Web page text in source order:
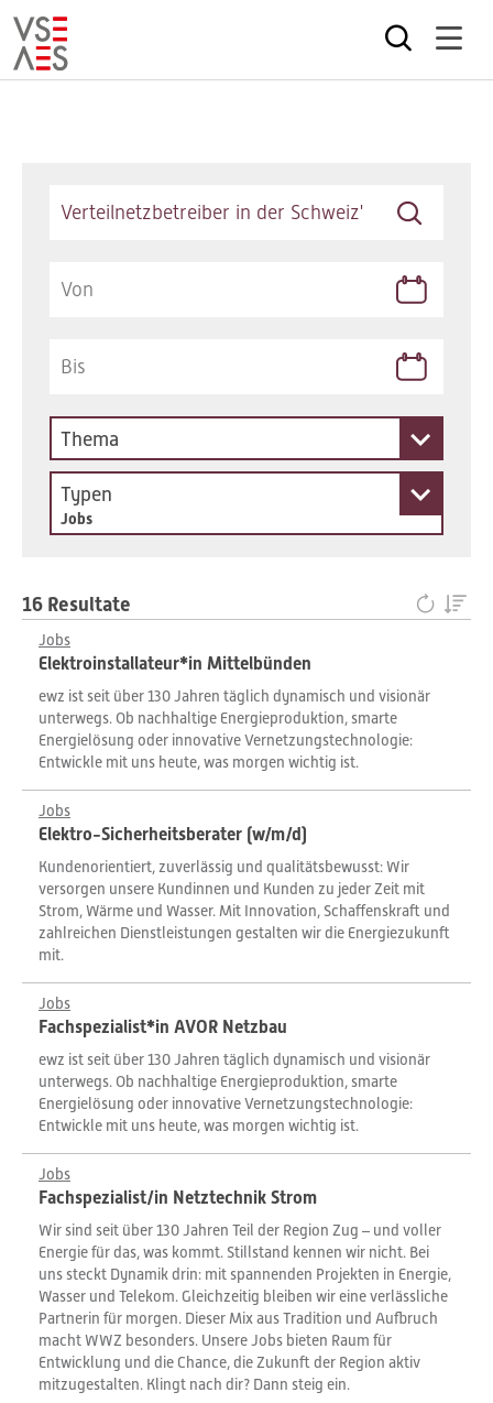
Thema
Typen
Jobs
16 Resultate
Jobs
Elektroinstallateur*in Mittelbünden
ewz ist seit über 130 Jahren täglich dynamisch und visionär
unterwegs. Ob nachhaltige Energieproduktion, smarte
Energielösung oder innovative Vernetzungstechnologie:
Entwickle mit uns heute, was morgen wichtig ist.
Jobs
Elektro-Sicherheitsberater (w/m/d)
Kundenorientiert, zuverlässig und qualitätsbewusst: Wir
versorgen unsere Kundinnen und Kunden zu jeder Zeit mit
Strom, Wärme und Wasser. Mit Innovation, Schaffenskraft und
zahlreichen Dienstleistungen gestalten wir die Energiezukunft
mit.
Jobs
Fachspezialist*in AVOR Netzbau
ewz ist seit über 130 Jahren täglich dynamisch und visionär
unterwegs. Ob nachhaltige Energieproduktion, smarte
Energielösung oder innovative Vernetzungstechnologie:
Entwickle mit uns heute, was morgen wichtig ist.
Jobs
Fachspezialist/in Netztechnik Strom
Wir sind seit über 130 Jahren Teil der Region Zug – und voller
Energie für das, was kommt. Stillstand kennen wir nicht. Bei
uns steckt Dynamik drin: mit spannenden Projekten in Energie,
Wasser und Telekom. Gleichzeitig bleiben wir eine verlässliche
Partnerin für morgen. Dieser Mix aus Tradition und Aufbruch
macht WWZ besonders. Unsere Jobs bieten Raum für
Entwicklung und die Chance, die Zukunft der Region aktiv
mitzugestalten. Klingt nach dir? Dann steig ein.